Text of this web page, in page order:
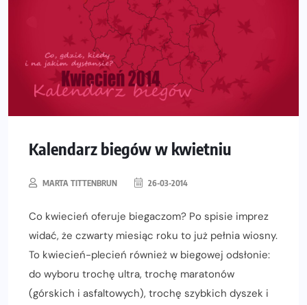
Kalendarz biegów w kwietniu
MARTA TITTENBRUN 26-03-2014
Co kwiecień oferuje biegaczom? Po spisie imprez
widać, że czwarty miesiąc roku to już pełnia wiosny.
To kwiecień-plecień również w biegowej odsłonie:
do wyboru trochę ultra, trochę maratonów
(górskich i asfaltowych), trochę szybkich dyszek i